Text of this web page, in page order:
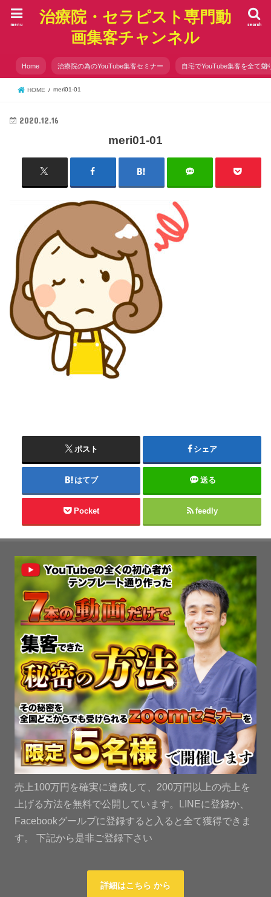
治療院・セラピスト専門動
画集客チャンネル
search
menu
Home 治療院の為のYouTube集客セミナー 自宅でYouTube集客を全て知
HOME meri01-01
2020.12.16
meri01-01
ポスト シェア
はてブ 送る
Pocket feedly
売上100万円を確実に達成して、200万円以上の売上を
上げる方法を無料で公開しています。LINEに登録か、
Facebookグールプに登録すると入ると全て獲得できま
す。 下記から是非ご登録下さい
詳細はこちら から